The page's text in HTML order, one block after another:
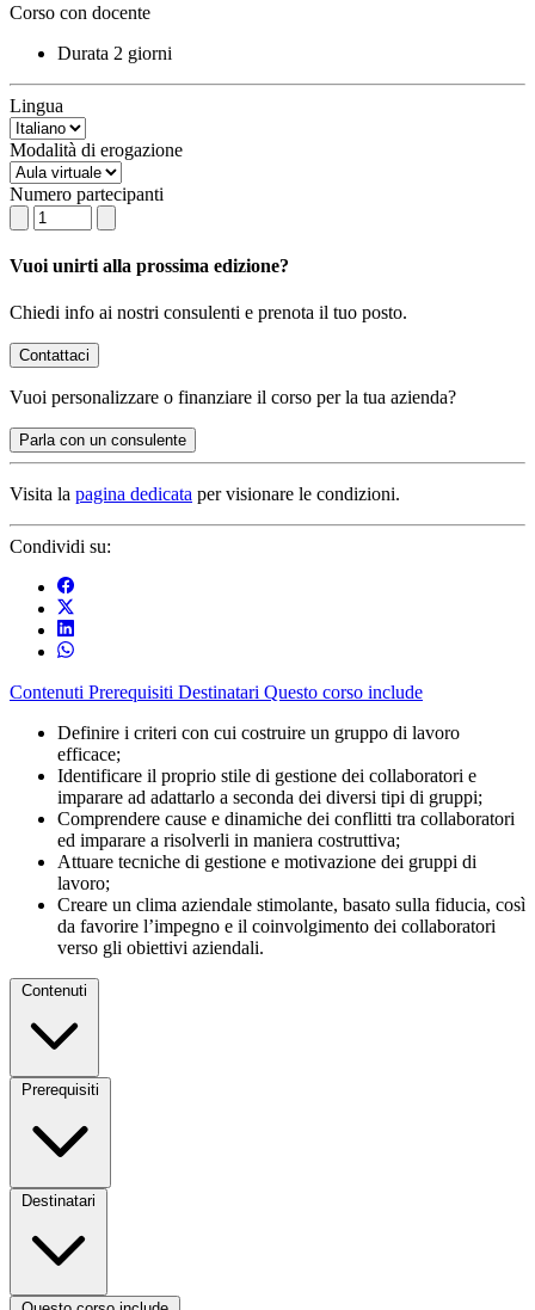
Corso con docente
Durata 2 giorni
Lingua
Modalità di erogazione
Numero partecipanti
Vuoi unirti alla prossima edizione?
Chiedi info ai nostri consulenti e prenota il tuo posto.
Contattaci
Vuoi personalizzare o finanziare il corso per la tua azienda?
Parla con un consulente
Visita la pagina dedicata per visionare le condizioni.
Condividi su:
Contenuti Prerequisiti Destinatari Questo corso include
Definire i criteri con cui costruire un gruppo di lavoro
efficace;
Identificare il proprio stile di gestione dei collaboratori e
imparare ad adattarlo a seconda dei diversi tipi di gruppi;
Comprendere cause e dinamiche dei conflitti tra collaboratori
ed imparare a risolverli in maniera costruttiva;
Attuare tecniche di gestione e motivazione dei gruppi di
lavoro;
Creare un clima aziendale stimolante, basato sulla fiducia, così
da favorire l’impegno e il coinvolgimento dei collaboratori
verso gli obiettivi aziendali.
Contenuti
Prerequisiti
Destinatari